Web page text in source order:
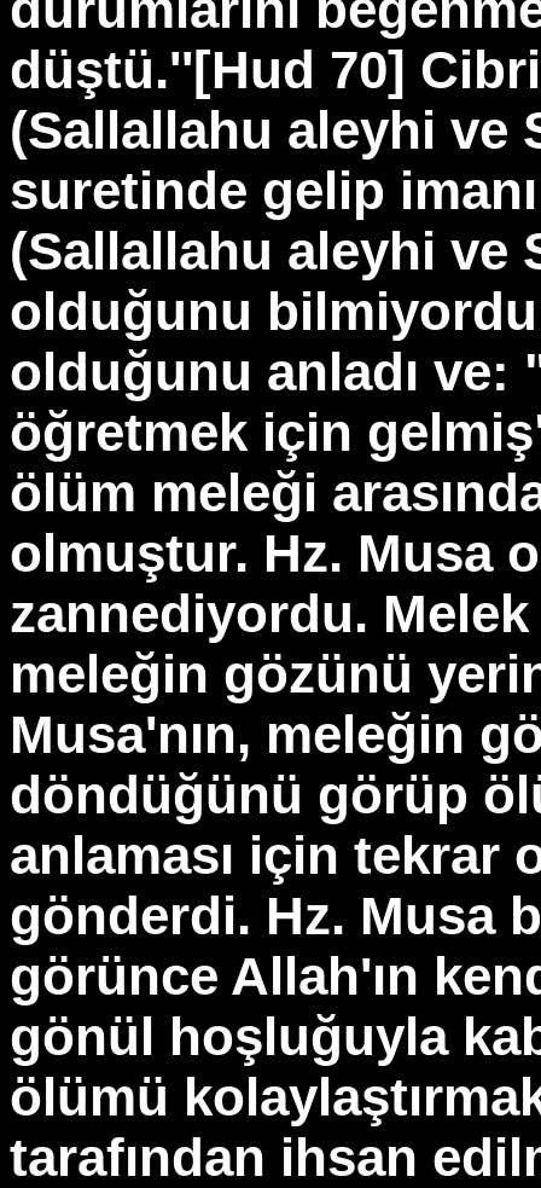
düştü.''[Hud 70]
(Sallallahu aleyhi ve
suretinde gelip
(Sallallahu aleyhi ve
olduğunu
olduğunu anladı
öğretmek için
ölüm meleği
olmuştur. Hz. Musa
zannediyordu.
meleğin gözünü
Musa'nın, meleğin
döndüğünü görüp
anlaması için tekrar
gönderdi. Hz. Musa
görünce Allah'ın
gönül hoşluğuyla
ölümü
tarafından ihsan